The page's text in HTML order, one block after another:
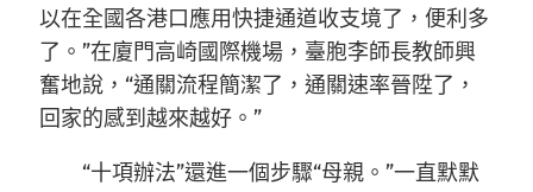
以在全國各港口應用快捷通道收支境了，便利多
了。”在廈門高崎國際機場，臺胞李師長教師興
奮地說，“通關流程簡潔了，通關速率晉陞了，
回家的感到越來越好。”
“十項辦法”還進一個步驟“母親。”一直默默